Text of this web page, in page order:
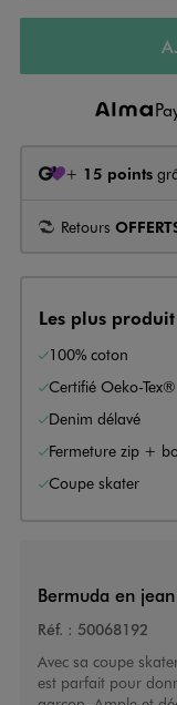
+ 15 points
Retours
Les plus produit
100% coton
Certifié Oeko-
Denim délavé
Fermeture zip +
Coupe skater
Bermuda en
Réf. : 50068192
Avec sa coupe
est parfait pour